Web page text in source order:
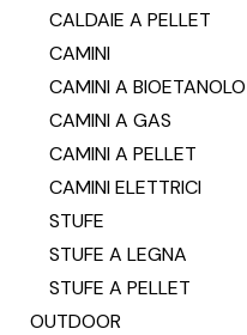
CALDAIE A PELLET
CAMINI
CAMINI A BIOETANOLO
CAMINI A GAS
CAMINI A PELLET
CAMINI ELETTRICI
STUFE
STUFE A LEGNA
STUFE A PELLET
OUTDOOR